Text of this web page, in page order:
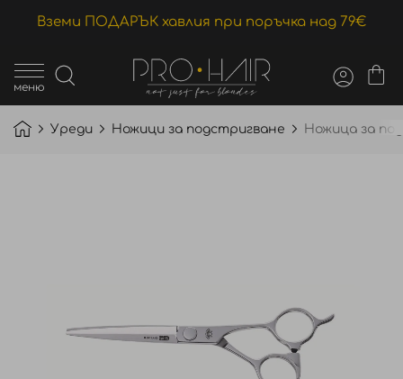
Вземи ПОДАРЪК хавлия при поръчка над 79€
меню
Уреди Ножици за подстригване Ножица за